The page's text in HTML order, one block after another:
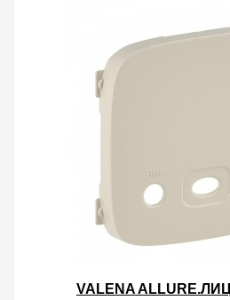
VALENA